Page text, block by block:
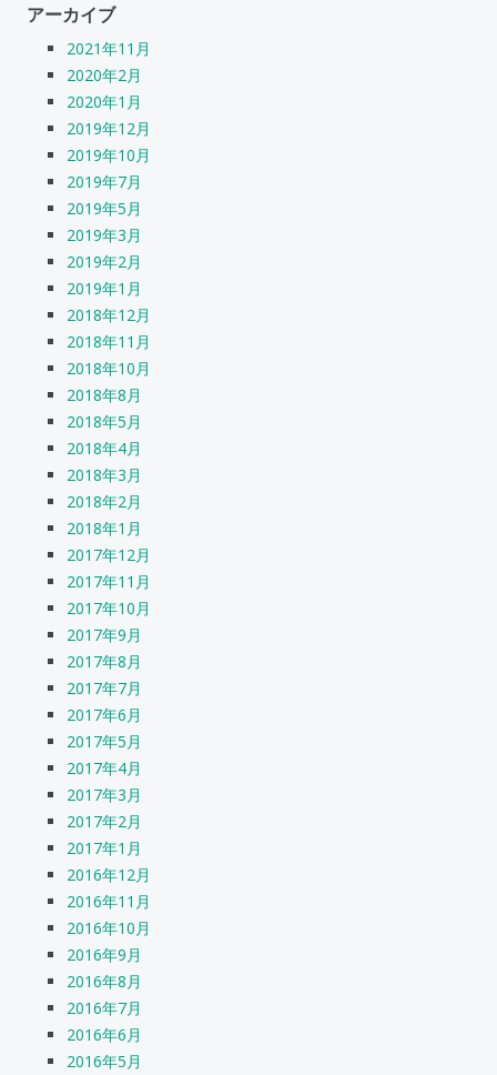
アーカイブ
2021年11月
2020年2月
2020年1月
2019年12月
2019年10月
2019年7月
2019年5月
2019年3月
2019年2月
2019年1月
2018年12月
2018年11月
2018年10月
2018年8月
2018年5月
2018年4月
2018年3月
2018年2月
2018年1月
2017年12月
2017年11月
2017年10月
2017年9月
2017年8月
2017年7月
2017年6月
2017年5月
2017年4月
2017年3月
2017年2月
2017年1月
2016年12月
2016年11月
2016年10月
2016年9月
2016年8月
2016年7月
2016年6月
2016年5月